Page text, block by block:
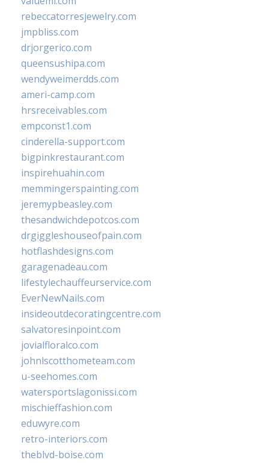
rebeccatorresjewelry.com
jmpbliss.com
drjorgerico.com
queensushipa.com
wendyweimerdds.com
ameri-camp.com
hrsreceivables.com
empconst1.com
cinderella-support.com
bigpinkrestaurant.com
inspirehuahin.com
memmingerspainting.com
jeremypbeasley.com
thesandwichdepotcos.com
drgiggleshouseofpain.com
hotflashdesigns.com
garagenadeau.com
lifestylechauffeurservice.com
EverNewNails.com
insideoutdecoratingcentre.com
salvatoresinpoint.com
jovialfloralco.com
johnlscotthometeam.com
u-seehomes.com
watersportslagonissi.com
mischieffashion.com
eduwyre.com
retro-interiors.com
theblvd-boise.com